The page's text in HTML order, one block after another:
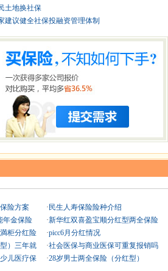
土地换社保
建议健全社保投融资管理体制
险方案
年金保险
柜分红险
）三年就
儿医疗保
· 民生人寿保险险种介绍
·新华红双喜盈宝顺分红型两全保险
·picc6月分红情况
·社会医保与商业医保可重复报销吗
·28岁男士两全保险（分红型）